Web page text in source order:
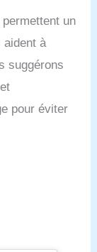
un
à
suggérons
pour éviter